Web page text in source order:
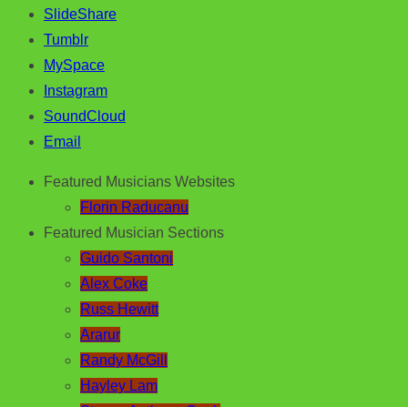
SlideShare
Tumblr
MySpace
Instagram
SoundCloud
Email
Featured Musicians Websites
Florin Raducanu
Featured Musician Sections
Guido Santoni
Alex Coke
Russ Hewitt
Ararur
Randy McGill
Hayley Lam